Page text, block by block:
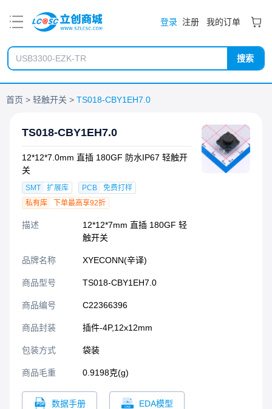
登录 注册 我的订单
搜索
首页 轻触开关 TS018-CBY1EH7.0
TS018-CBY1EH7.0
12*12*7.0mm 直插 180GF 防水IP67 轻触开
关
SMT 扩展库 PCB
免费打样
私有库
下单最高享92折
描述
12*12*7mm 直插 180GF 轻
触开关
品牌名称 XYECONN(辛译)
商品型号 TS018-CBY1EH7.0
商品编号 C22366396
商品封装 插件-4P,12x12mm​
包装方式 袋装
商品毛重 0.9198克(g)
数据手册 EDA模型